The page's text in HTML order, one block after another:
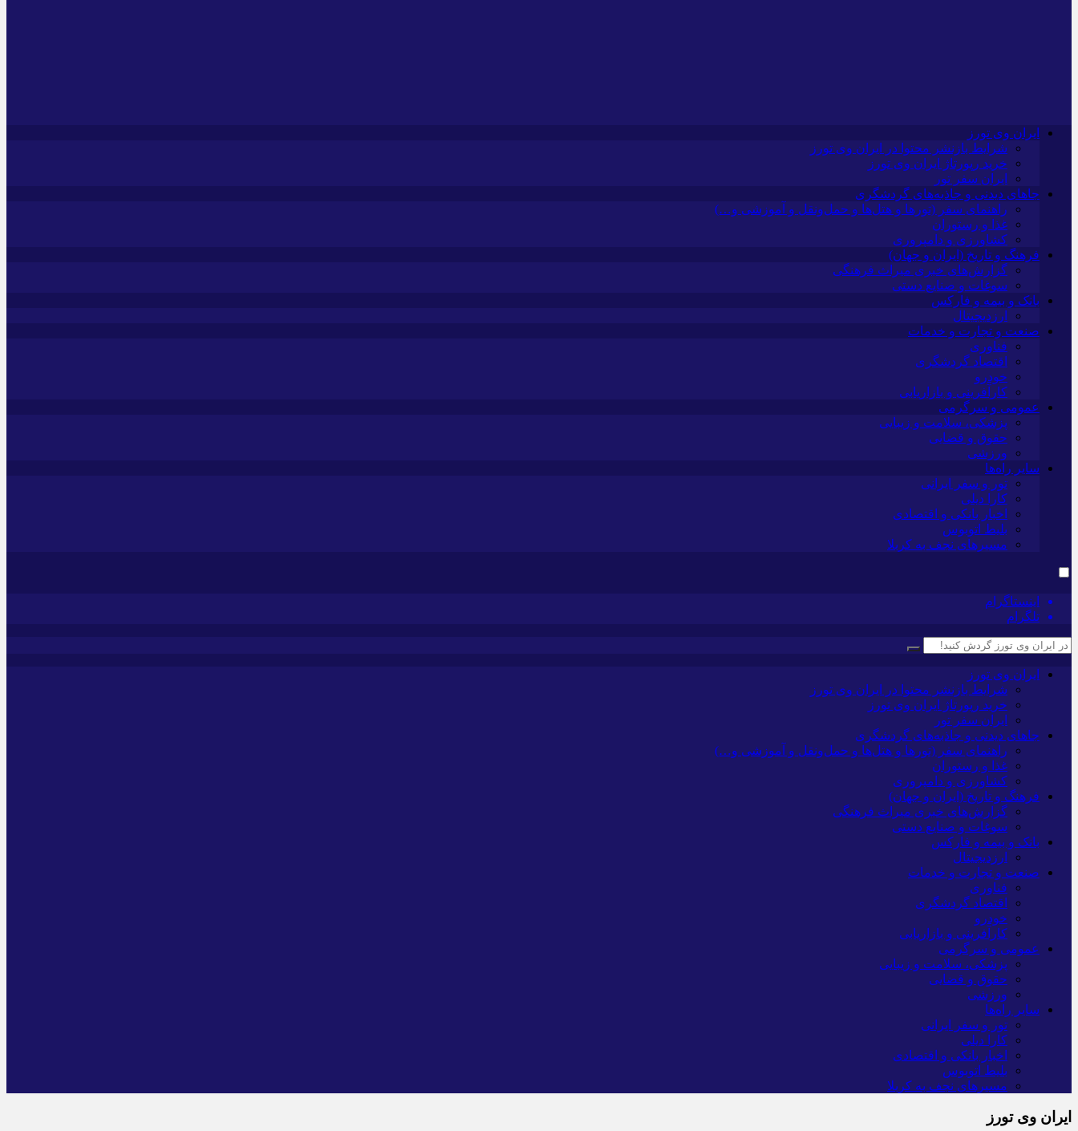
ایران وی تورز
شرایط بازنشر محتوا در ایران وی تورز
خرید رپورتاژ ایران وی تورز
ایران سفر تور
جاهای دیدنی و جاذبه‌های گردشگری
راهنمای سفر (تورها و هتل‌ها و حمل‌و‌نقل و آموزشی و…)
غذا و رستوران
کشاورزی و دامپروری
فرهنگ و تاریخ (ایران و جهان)
گزارش‌های خبری میراث فرهنگی
سوغات و صنایع دستی
بانک و بیمه و فارکس
ارزدیجیتال
صنعت و تجارت و خدمات
فناوری
اقتصاد گردشگری
خودرو
کارآفرینی و بازاریابی
عمومی و سرگرمی
پزشکی، سلامت و زیبایی
حقوق و قضایی
ورزشی
سایر راه‌ها
تور و سفر ایرانی
کارا دیلی
اخبار بانکی و اقتصادی
بلیط اتوبوس
مسیرهای نجف به کربلا
اینستاگرام
تلگرام
ایران وی تورز
شرایط بازنشر محتوا در ایران وی تورز
خرید رپورتاژ ایران وی تورز
ایران سفر تور
جاهای دیدنی و جاذبه‌های گردشگری
راهنمای سفر (تورها و هتل‌ها و حمل‌و‌نقل و آموزشی و…)
غذا و رستوران
کشاورزی و دامپروری
فرهنگ و تاریخ (ایران و جهان)
گزارش‌های خبری میراث فرهنگی
سوغات و صنایع دستی
بانک و بیمه و فارکس
ارزدیجیتال
صنعت و تجارت و خدمات
فناوری
اقتصاد گردشگری
خودرو
کارآفرینی و بازاریابی
عمومی و سرگرمی
پزشکی، سلامت و زیبایی
حقوق و قضایی
ورزشی
سایر راه‌ها
تور و سفر ایرانی
کارا دیلی
اخبار بانکی و اقتصادی
بلیط اتوبوس
مسیرهای نجف به کربلا
ایران وی تورز